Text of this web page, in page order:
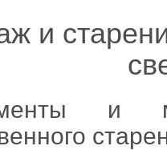
и
и